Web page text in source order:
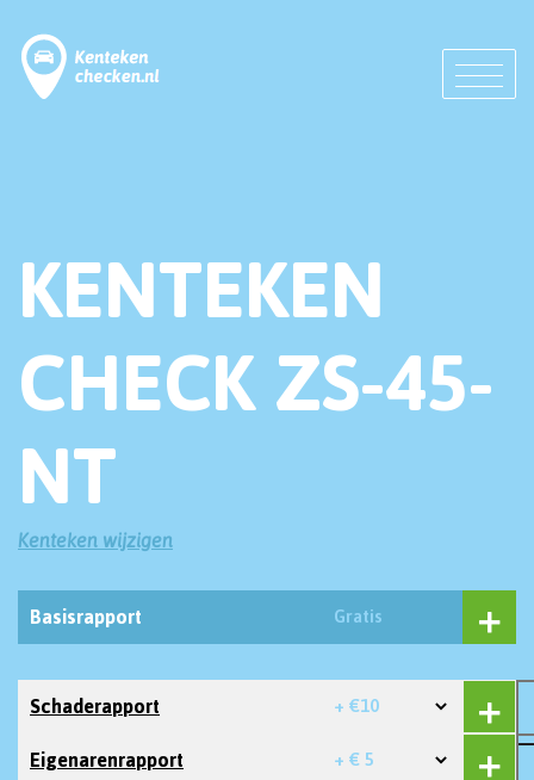
KENTEKEN
CHECK ZS-45-
NT
Kenteken wijzigen
Basisrapport Gratis
Schaderapport + €10
Eigenarenrapport + € 5